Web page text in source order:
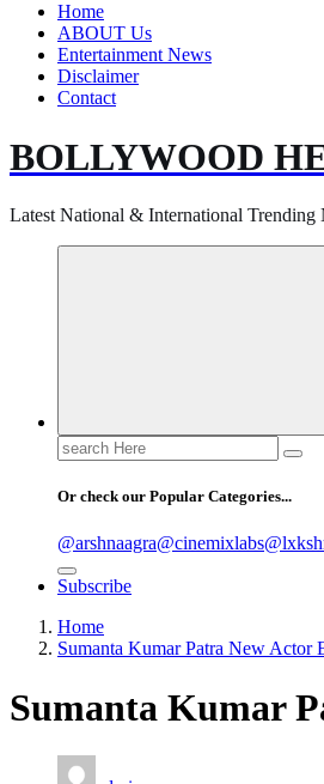
Home
ABOUT Us
Entertainment News
Disclaimer
Contact
BOLLYWOOD
Latest National & International Trending
Search
for:
Or check our Popular Categories...
@arshnaagra@cinemixlabs
Subscribe
Home
Sumanta Kumar Patra New Actor
Sumanta Kumar